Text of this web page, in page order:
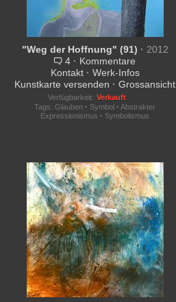
2012
"Weg der Hoffnung" (91) · 2012
4 · Kommentare
Kontakt · Werk-Infos
Kunstkarte versenden · Grossansicht
Verfügbarkeit: Verkauft
Tags:Glauben · Symbol · Abstrakter
Expressionismus · Symbolismus